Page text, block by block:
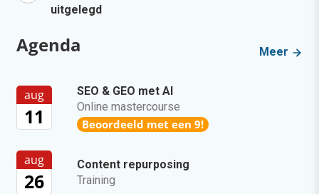
uitgelegd
Agenda Meer
aug
11
SEO & GEO met AI
Online mastercourse
Beoordeeld met een 9!
aug
26
Content repurposing
Training